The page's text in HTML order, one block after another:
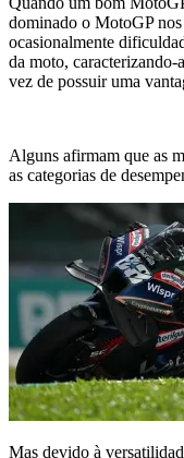
dominado o MotoGP
ocasionalmente
da moto, caracterizando-
vez de possuir uma
Alguns afirmam que as
as categorias de
Mas devido à